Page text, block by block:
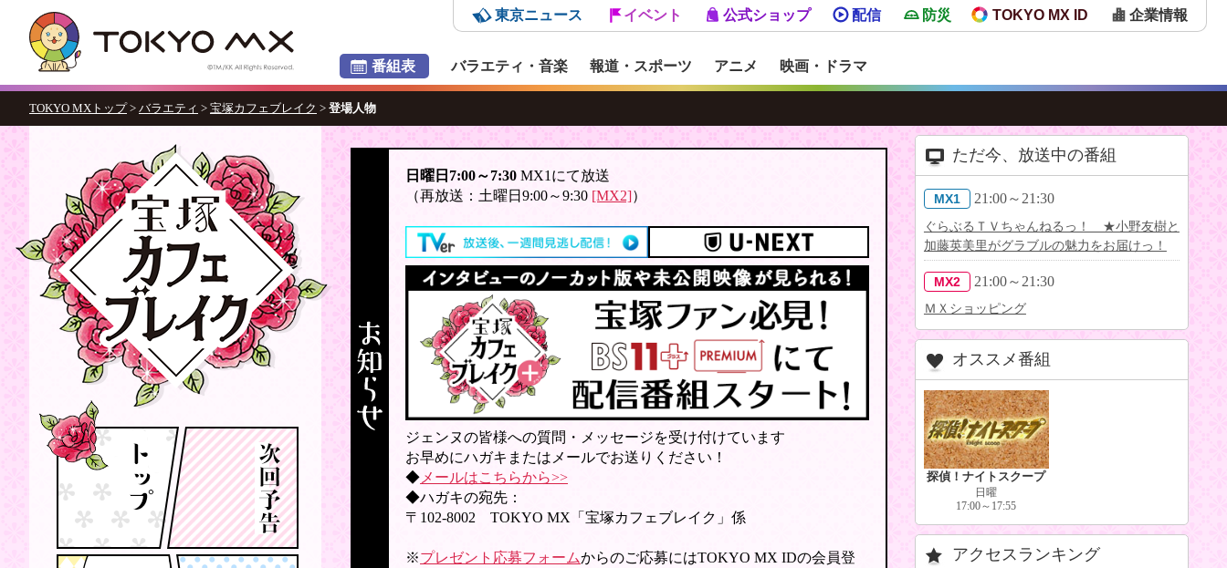
番組表 バラエティ・音楽 報道・スポーツ アニメ 映画・ドラマ
東京ニュース イベント 公式ショップ 配信 防災 TOKYO MX ID 企業情報
TOKYO MXトップ > バラエティ > 宝塚カフェブレイク > 登場人物
日曜日7:00～7:30 MX1にて放送
（再放送：土曜日9:00～9:30 [MX2]）
ジェンヌの皆様への質問・メッセージを受け付けています
お早めにハガキまたはメールでお送りください！
◆ メールはこちらから>>
◆ハガキの宛先：
〒102-8002 TOKYO MX「宝塚カフェブレイク」係
※プレゼント応募フォームからのご応募にはTOKYO MX IDの会員登
ただ今、放送中の番組
MX1 21:00～21:30
ぐらぶるＴＶちゃんねるっ！ ★小野友樹と
加藤英美里がグラブルの魅力をお届けっ！
MX2 21:00～21:30
ＭＸショッピング
オススメ番組
探偵！ナイトスクープ
日曜
17:00～17:55
アクセスランキング